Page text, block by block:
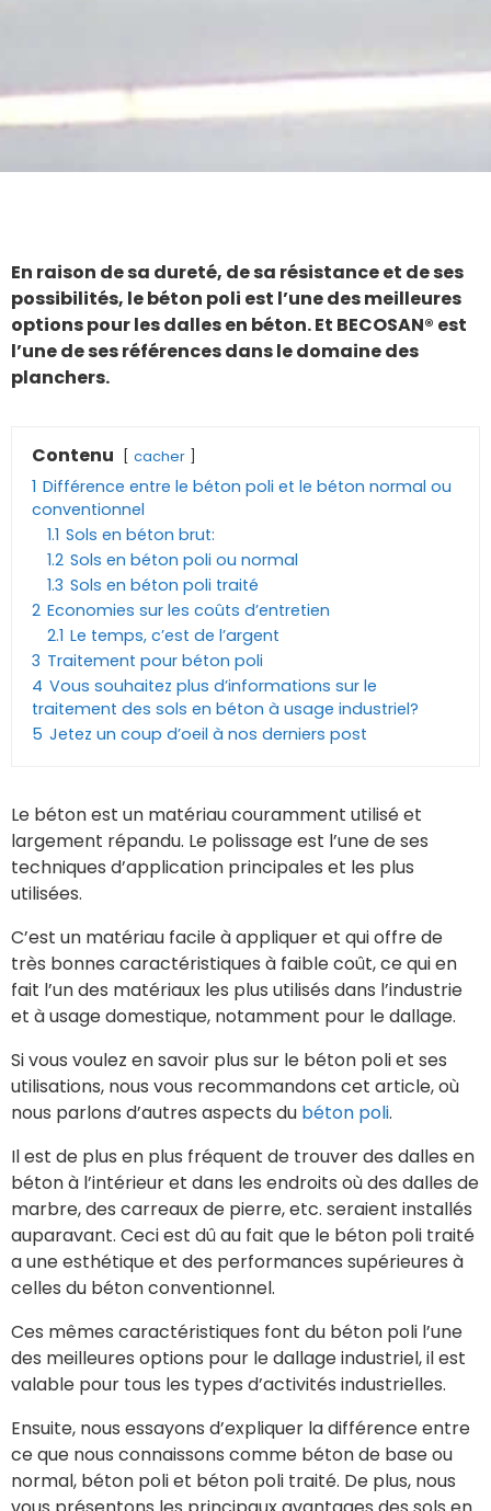
En raison de sa dureté, de sa résistance et de ses
possibilités, le béton poli est l’une des meilleures
options pour les dalles en béton. Et BECOSAN® est
l’une de ses références dans le domaine des
planchers.
Contenu cacher
1 Différence entre le béton poli et le béton normal ou
conventionnel
1.1 Sols en béton brut:
1.2 Sols en béton poli ou normal
1.3 Sols en béton poli traité
2 Economies sur les coûts d’entretien
2.1 Le temps, c’est de l’argent
3 Traitement pour béton poli
4 Vous souhaitez plus d’informations sur le
traitement des sols en béton à usage industriel?
5 Jetez un coup d’oeil à nos derniers post
Le béton est un matériau couramment utilisé et
largement répandu. Le polissage est l’une de ses
techniques d’application principales et les plus
utilisées.
C’est un matériau facile à appliquer et qui offre de
très bonnes caractéristiques à faible coût, ce qui en
fait l’un des matériaux les plus utilisés dans l’industrie
et à usage domestique, notamment pour le dallage.
Si vous voulez en savoir plus sur le béton poli et ses
utilisations, nous vous recommandons cet article, où
nous parlons d’autres aspects du béton poli.
Il est de plus en plus fréquent de trouver des dalles en
béton à l’intérieur et dans les endroits où des dalles de
marbre, des carreaux de pierre, etc. seraient installés
auparavant. Ceci est dû au fait que le béton poli traité
a une esthétique et des performances supérieures à
celles du béton conventionnel.
Ces mêmes caractéristiques font du béton poli l’une
des meilleures options pour le dallage industriel, il est
valable pour tous les types d’activités industrielles.
Ensuite, nous essayons d’expliquer la différence entre
ce que nous connaissons comme béton de base ou
normal, béton poli et béton poli traité. De plus, nous